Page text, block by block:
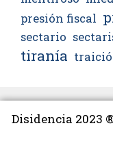
presión fiscal
sectario
tiranía
Disidencia 2023